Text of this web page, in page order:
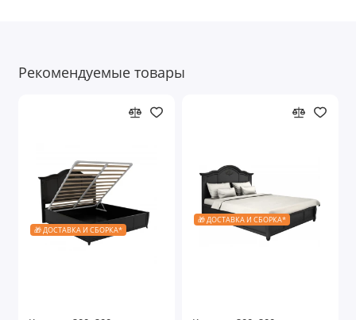
Рекомендуемые товары
🎁 ДОСТАВКА И СБОРКА*
🎁 ДОСТАВКА И СБОРКА*